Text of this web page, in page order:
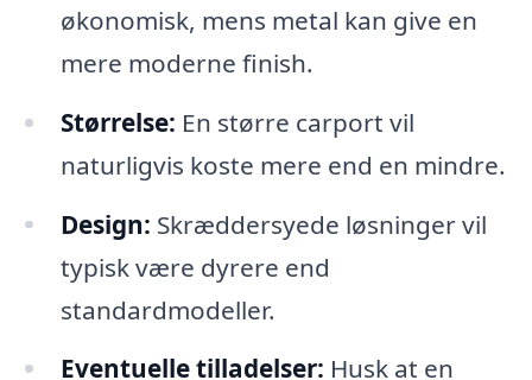
økonomisk, mens metal kan give en
mere moderne finish.
Størrelse: En større carport vil
naturligvis koste mere end en mindre.
Design: Skræddersyede løsninger vil
typisk være dyrere end
standardmodeller.
Eventuelle tilladelser: Husk at en